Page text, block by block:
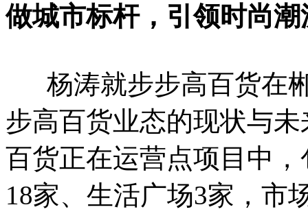
做城市标杆，引领时尚潮
杨涛就步步高百货在
步高百货业态的现状与
百货正在运营点项目中
18家、生活广场3家，市